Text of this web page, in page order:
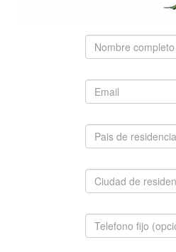
BÚSQUEDA
Use palabras clave para
Búsqueda
SUGERIDO